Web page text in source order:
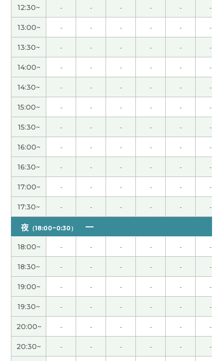
虽然在日本不怎么在意食品的安全性，但是没有问
题👌( 女性 )
谢谢今天的课。 很好的问题。我们下次再聊这个
吧。( 男性 )
当时我很着急，但现在很怀念。 久违地想去大连看
看。 谢谢老师，这节课也很有趣。
教育孩子当然很难。不知不觉孩子长大了。父母知
道孩子和平时不一样。觉得家家有本难念的经。解
决的方式有很多种。下次见吧。( 男性 )
谢谢！我很开心!下次也请多多关照
非常感謝 下次見 ( 40代 男性 )
谢谢老师给我上课。我很高兴跟您上课。我很期待
下次再见！( 女性 )
谢谢你！ 下次去中国的时候我一定试试你说的养生
水，味道不好喝也没关系，想着对身体好就行了。
到时候再见啦，我很期待。( 40代 男性 )
在中国和日本找新的房子都很辛苦呢。 从那以后找
到好房子了吗？ 我希望老师能找到一间好房子。 谢
谢老师，这节课也很开心。
( 50代 男性 )
12:30~ - - - - - -
13:00~ - - - - - -
13:30~ - - - - - -
14:00~ - - - - - -
14:30~ - - - - - -
15:00~ - - - - - -
15:30~ - - - - - -
16:00~ - - - - - -
16:30~ - - - - - -
17:00~ - - - - - -
17:30~ - - - - - -
夜 （18:00~0:30）
18:00~ - - - - - -
18:30~ - - - - - -
19:00~ - - - - - -
19:30~ - - - - - -
20:00~ - - - - - -
20:30~ - - - - - -